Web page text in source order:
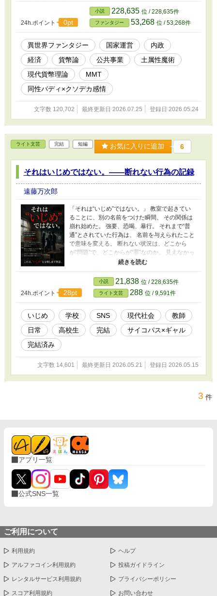
出は、誰かの所得である」 貨幣、財政、インフ
ラ、教育、医療。 現代社会の知識を手掛かり
に、異世界国家を少しずつ変えていく長編ファ
ンタジー。
24h.ポイント 0pt
小説 228,635 位 / 228,635件
ファンタジー 53,268 位 / 53,268件
異世界ファンタジー 国家運営
内政
経済
貨幣論 公共事業
土属性魔術
現代貨幣理論
MMT
同性バディ×クソデカ感情
文字数 120,702 最終更新日 2026.07.25 登録日 2026.05.24
ライト文芸 完結 短編 お気に入りに追加 6
それはいじめではない。——断れない行為の記録
遠藤万次郎
「それは“いじめ”ではない。」 教室で起きてい
ることに、別の名前をつけた瞬間、 その関係は
崩れ始めた。 強要、恐喝、暴行。 それまで“普
通”とされていた行為は、 名前を与えられたこと
で意味を変える。 断れない状況は、どこから
が“問題”で、どこからが“罪”なのか。 見えなかっ
た構造を言葉にしたとき、 教室の空気は静かに
語。 ※本作は完結済みです。 現在は、新作『異
世界貨幣理論 ——誰かの支出は誰かの所得で
す』を連載中です。
24h.ポイント 28pt
小説 21,838 位 / 228,635件
ライト文芸 288 位 / 9,591件
いじめ 学校 SNS 現代社会
教師
日常
高校生 完結
サイコパス×ギャル
完結済み
文字数 14,601 最終更新日 2026.05.21 登録日 2026.05.15
3 件
アプリ一覧
公式SNS一覧
ご利用について
利用規約 ヘルプ
アルファコイン利用規約 投稿ガイドライン
レンタルサービス利用規約 プライバシーポリシー
スコア利用規約 お問い合わせ